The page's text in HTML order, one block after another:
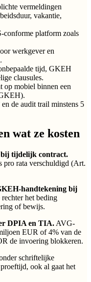
vermeldingen
vakantie,
conforme platform zoals
werkgever en
tijd, GKEH
clausules.
mobiel binnen een
de audit trail minstens 5
wat ze kosten
bij tijdelijk contract.
pro rata verschuldigd (Art.
handtekening bij
het beding
of bewijs.
DPIA en TIA. AVG-
EUR of 4% van de
de invoering blokkeren.
schriftelijke
proeftijd, ook al gaat het